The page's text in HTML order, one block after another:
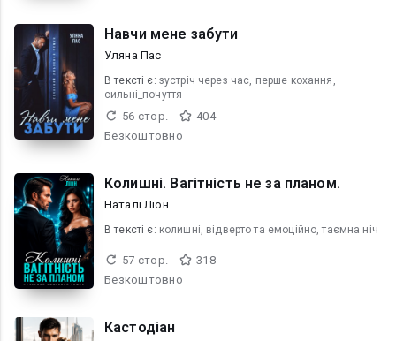
Навчи мене забути
Уляна Пас
В текcті є: зустріч через час, перше кохання,
сильні_почуття
56 стор.
404
Безкоштовно
Колишні. Вагітність не за планом.
Наталі Ліон
В текcті є: колишні, відверто та емоційно, таємна ніч
57 стор.
318
Безкоштовно
Кастодіан